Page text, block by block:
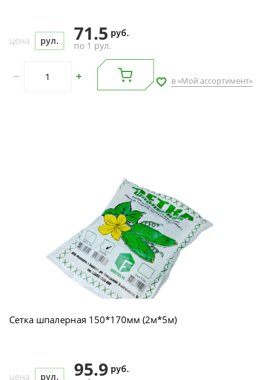
цена рул. 71.5 руб.
по 1 рул.
в «Мой ассортимент»
Сетка шпалерная 150*170мм (2м*5м)
цена рул. 95.9 руб.